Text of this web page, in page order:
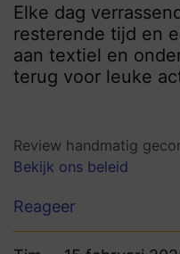
Elke dag
resterende tijd en
aan textiel en
terug voor leuke
Review handmatig
Bekijk ons beleid
Reageer